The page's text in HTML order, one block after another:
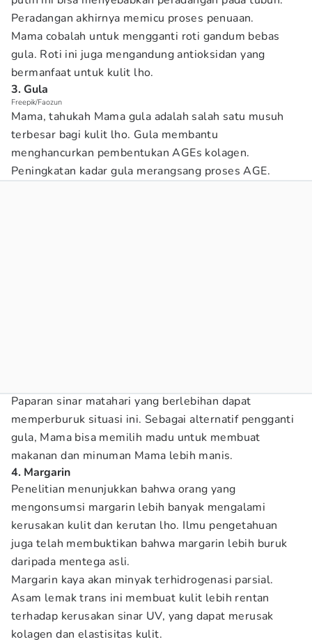
Peradangan akhirnya memicu proses penuaan.
Mama cobalah untuk mengganti roti gandum bebas
gula. Roti ini juga mengandung antioksidan yang
bermanfaat untuk kulit lho.
3. Gula
Freepik/Faozun
Mama, tahukah Mama gula adalah salah satu musuh
terbesar bagi kulit lho. Gula membantu
menghancurkan pembentukan AGEs kolagen.
Peningkatan kadar gula merangsang proses AGE.
Paparan sinar matahari yang berlebihan dapat
memperburuk situasi ini. Sebagai alternatif pengganti
gula, Mama bisa memilih madu untuk membuat
makanan dan minuman Mama lebih manis.
4. Margarin
Penelitian menunjukkan bahwa orang yang
mengonsumsi margarin lebih banyak mengalami
kerusakan kulit dan kerutan lho. Ilmu pengetahuan
juga telah membuktikan bahwa margarin lebih buruk
daripada mentega asli.
Margarin kaya akan minyak terhidrogenasi parsial.
Asam lemak trans ini membuat kulit lebih rentan
terhadap kerusakan sinar UV, yang dapat merusak
kolagen dan elastisitas kulit.